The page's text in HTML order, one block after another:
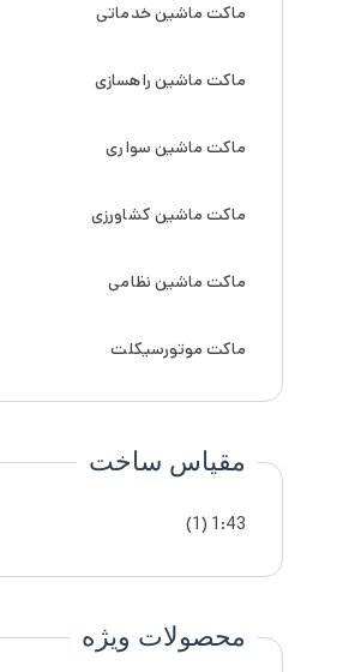
ماکت ماشین خدماتی
ماکت ماشین راهسازی
ماکت ماشین سواری
ماکت ماشین کشاورزی
ماکت ماشین نظامی
ماکت موتورسیکلت
مقیاس ساخت
1:43
(1)
محصولات ویژه